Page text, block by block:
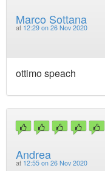
Marco Sottana
at 12:29 on 26 Nov 2020
ottimo speach
Andrea
at 12:55 on 26 Nov 2020